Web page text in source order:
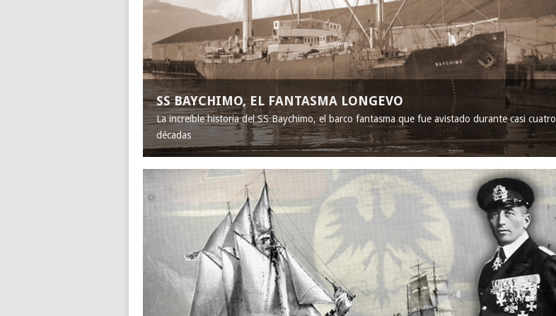
SS BAYCHIMO, EL FANTASMA LONGEVO
La increíble historia del SS Baychimo, el barco fantasma que fue avistado durante casi cuatro
décadas